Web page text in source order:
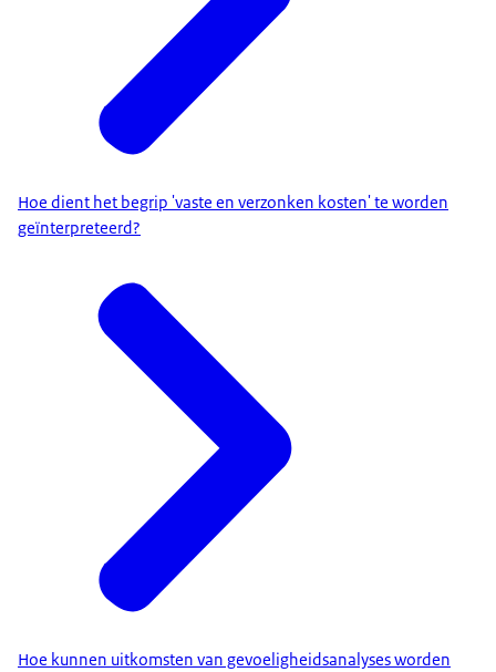
Hoe dient het begrip 'vaste en verzonken kosten' te worden
geïnterpreteerd?
Hoe kunnen uitkomsten van gevoeligheidsanalyses worden